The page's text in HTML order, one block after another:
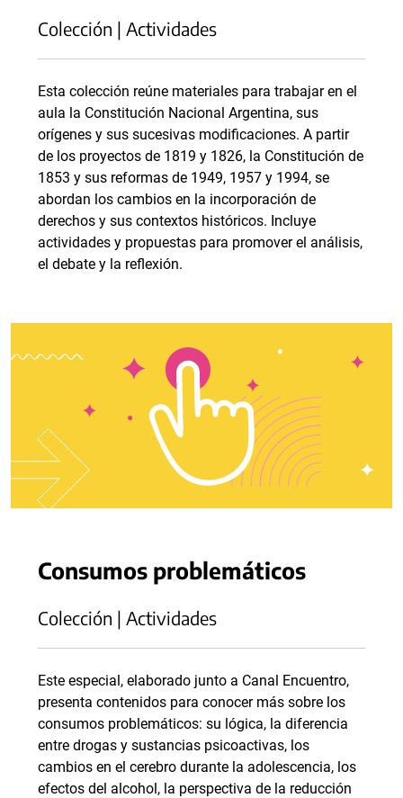
Colección | Actividades
Esta colección reúne materiales para trabajar en el
aula la Constitución Nacional Argentina, sus
orígenes y sus sucesivas modificaciones. A partir
de los proyectos de 1819 y 1826, la Constitución de
1853 y sus reformas de 1949, 1957 y 1994, se
abordan los cambios en la incorporación de
derechos y sus contextos históricos. Incluye
actividades y propuestas para promover el análisis,
el debate y la reflexión.
Consumos problemáticos
Colección | Actividades
Este especial, elaborado junto a Canal Encuentro,
presenta contenidos para conocer más sobre los
consumos problemáticos: su lógica, la diferencia
entre drogas y sustancias psicoactivas, los
cambios en el cerebro durante la adolescencia, los
efectos del alcohol, la perspectiva de la reducción